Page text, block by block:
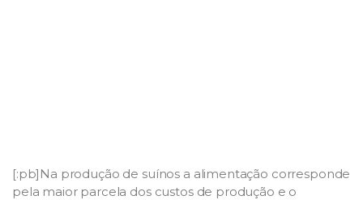
[:pb]Na produção de suínos a alimentação corresponde
pela maior parcela dos custos de produção e o